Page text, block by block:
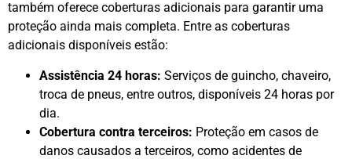
também oferece coberturas adicionais para garantir uma
proteção ainda mais completa. Entre as coberturas
adicionais disponíveis estão:
Assistência 24 horas: Serviços de guincho, chaveiro,
troca de pneus, entre outros, disponíveis 24 horas por
dia.
Cobertura contra terceiros: Proteção em casos de
danos causados a terceiros, como acidentes de